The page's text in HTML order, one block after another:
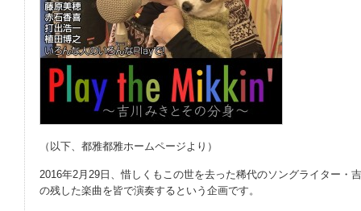
（以下、都雅都雅ホームページより）
2016年2月29日、惜しくもこの世を去った稀代のソングライター・
の残した楽曲を皆で演奏するという企画です。